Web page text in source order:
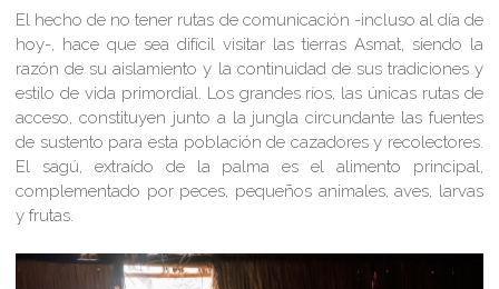
El hecho de no tener rutas de comunicación -incluso al día de
hoy-, hace que sea difícil visitar las tierras Asmat, siendo la
razón de su aislamiento y la continuidad de sus tradiciones y
estilo de vida primordial. Los grandes ríos, las únicas rutas de
acceso, constituyen junto a la jungla circundante las fuentes
de sustento para esta población de cazadores y recolectores.
El sagú, extraído de la palma es el alimento principal,
complementado por peces, pequeños animales, aves, larvas
y frutas.